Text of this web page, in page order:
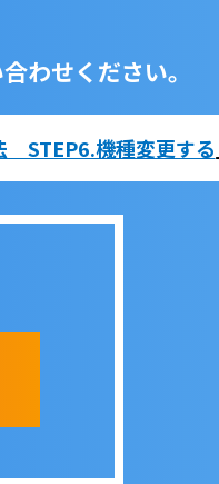
わせください。
STEP6.機種変更する